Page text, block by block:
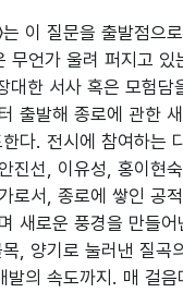
는 이 질문을 출발점으
무언가 울려 퍼지고
대한 서사 혹은 모험담
출발해 종로에 관한
다. 전시에 참여하는
진선, 이유성, 홍이현
로서, 종로에 쌓인 공
새로운 풍경을 만들
, 양기로 눌러낸 질곡
의 속도까지. 매 걸음